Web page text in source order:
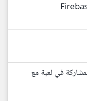
في لعبة مع